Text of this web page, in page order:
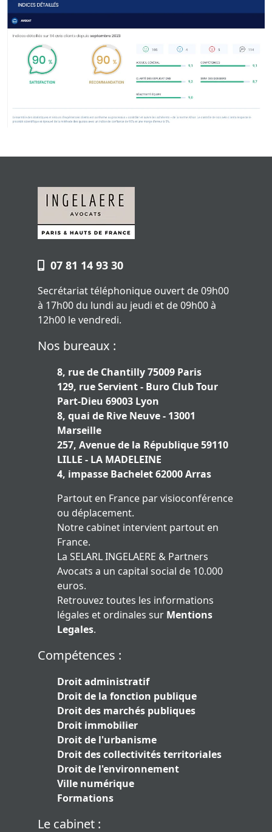
07 81 14 93 30
Secrétariat téléphonique ouvert de 09h00
à 17h00 du lundi au jeudi et de 09h00 à
12h00 le vendredi.
Nos bureaux :
8, rue de Chantilly 75009 Paris
129, rue Servient - Buro Club Tour
Part-Dieu 69003 Lyon
8, quai de Rive Neuve - 13001
Marseille
257, Avenue de la République 59110
LILLE - LA MADELEINE
4, impasse Bachelet 62000 Arras
Partout en France par visioconférence
ou déplacement.
Notre cabinet intervient partout en
France.
La SELARL INGELAERE & Partners
Avocats a un capital social de 10.000
euros.
Retrouvez toutes les informations
légales et ordinales sur Mentions
Legales.
Compétences :
Droit administratif
Droit de la fonction publique
Droit des marchés publiques
Droit immobilier
Droit de l'urbanisme
Droit des collectivités territoriales
Droit de l'environnement
Ville numérique
Formations
Le cabinet :